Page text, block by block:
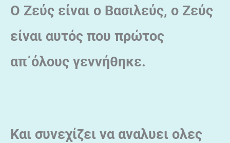
Ο Ζεύς είναι ο Βασιλεύς, ο Ζεύς
είναι αυτός που πρώτος
απ΄όλους γεννήθηκε.
Και συνεχίζει να αναλυει ολες